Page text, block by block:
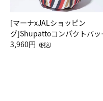
[マーナxJALショッピン
グ]Shupattoコンパクトバッ
Drop JAL客室乗務員（LC）ス
3,960円 （税込）